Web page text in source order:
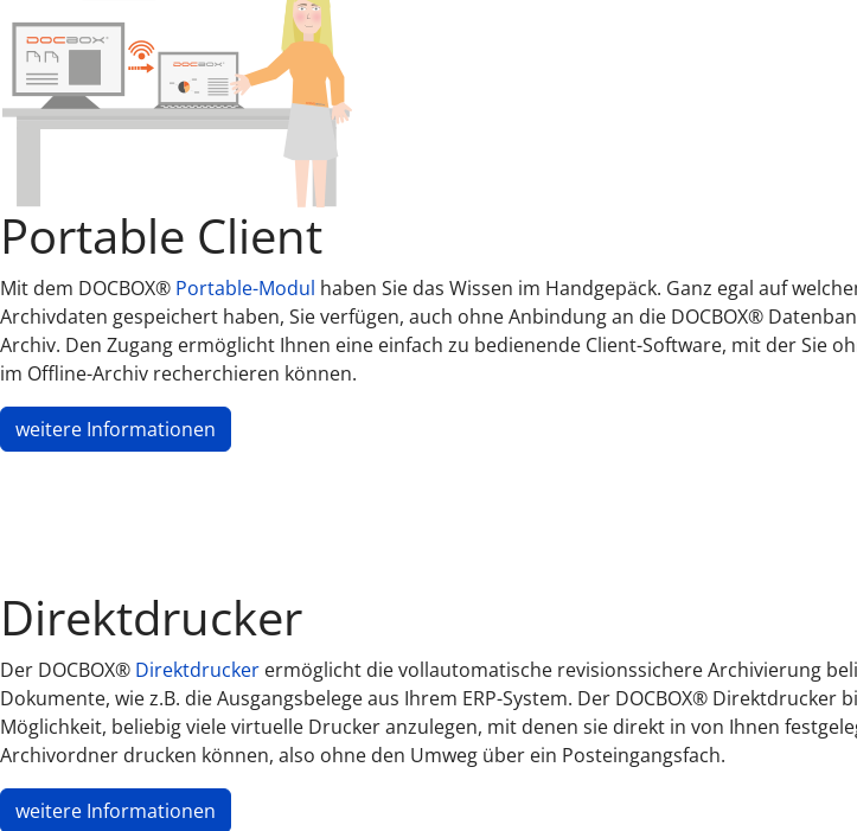
Portable Client
Mit dem DOCBOX® Portable-Modul haben Sie das Wissen im Handgepäck. Ganz egal auf
Archivdaten gespeichert haben, Sie verfügen, auch ohne Anbindung an die DOCBOX®
Archiv. Den Zugang ermöglicht Ihnen eine einfach zu bedienende Client-Software, mit der Sie
im Offline-Archiv recherchieren können.
weitere Informationen
Direktdrucker
Der DOCBOX® Direktdrucker ermöglicht die vollautomatische revisionssichere Archivierung
Dokumente, wie z.B. die Ausgangsbelege aus Ihrem ERP-System. Der DOCBOX® Direktdrucker
Möglichkeit, beliebig viele virtuelle Drucker anzulegen, mit denen sie direkt in von Ihnen
Archivordner drucken können, also ohne den Umweg über ein Posteingangsfach.
weitere Informationen